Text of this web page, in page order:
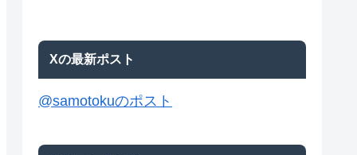
Xの最新ポスト
@samotokuのポスト